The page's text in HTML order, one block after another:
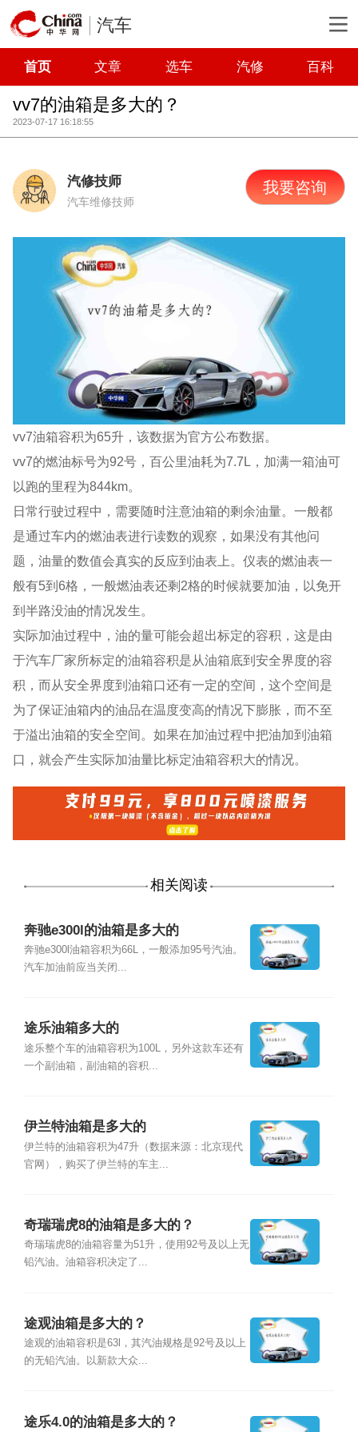
汽车
首页 文章 选车 汽修 百科
vv7的油箱是多大的？
2023-07-17 16:18:55
汽修技师
汽车维修技师
我要咨询
vv7油箱容积为65升，该数据为官方公布数据。
vv7的燃油标号为92号，百公里油耗为7.7L，加满一箱油可
以跑的里程为844km。
日常行驶过程中，需要随时注意油箱的剩余油量。一般都
是通过车内的燃油表进行读数的观察，如果没有其他问
题，油量的数值会真实的反应到油表上。仪表的燃油表一
般有5到6格，一般燃油表还剩2格的时候就要加油，以免开
到半路没油的情况发生。
实际加油过程中，油的量可能会超出标定的容积，这是由
于汽车厂家所标定的油箱容积是从油箱底到安全界度的容
积，而从安全界度到油箱口还有一定的空间，这个空间是
为了保证油箱内的油品在温度变高的情况下膨胀，而不至
于溢出油箱的安全空间。如果在加油过程中把油加到油箱
口，就会产生实际加油量比标定油箱容积大的情况。
相关阅读
奔驰e300l的油箱是多大的
奔驰e300l油箱容积为66L，一般添加95号汽油。
汽车加油前应当关闭...
途乐油箱多大的
途乐整个车的油箱容积为100L，另外这款车还有
一个副油箱，副油箱的容积...
伊兰特油箱是多大的
伊兰特的油箱容积为47升（数据来源：北京现代
官网），购买了伊兰特的车主...
奇瑞瑞虎8的油箱是多大的？
奇瑞瑞虎8的油箱容量为51升，使用92号及以上无
铅汽油。油箱容积决定了...
途观油箱是多大的？
途观的油箱容积是63l，其汽油规格是92号及以上
的无铅汽油。以新款大众...
途乐4.0的油箱是多大的？